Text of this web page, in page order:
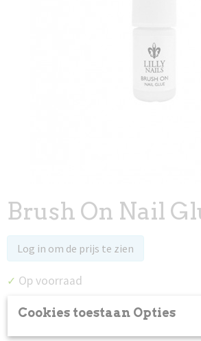
Brush On Nail
Log in om de prijs te zien
✓ Op voorraad
Cookies toestaan Opties